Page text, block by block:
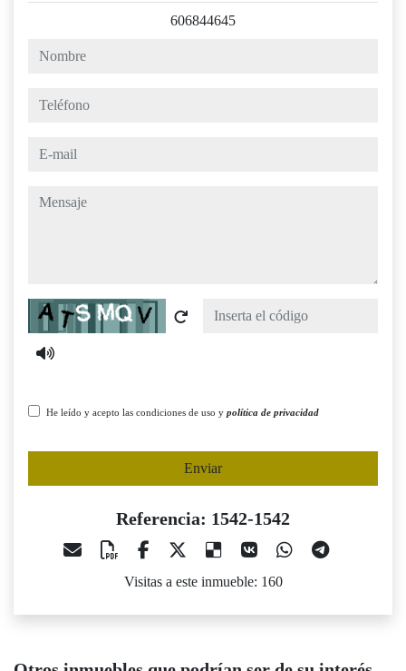
606844645
nombre
teléfono
e-mail
mensaje
Captcha
He leído y acepto las condiciones de uso y política de privacidad
Enviar
Referencia: 1542-1542
Visitas a este inmueble: 160